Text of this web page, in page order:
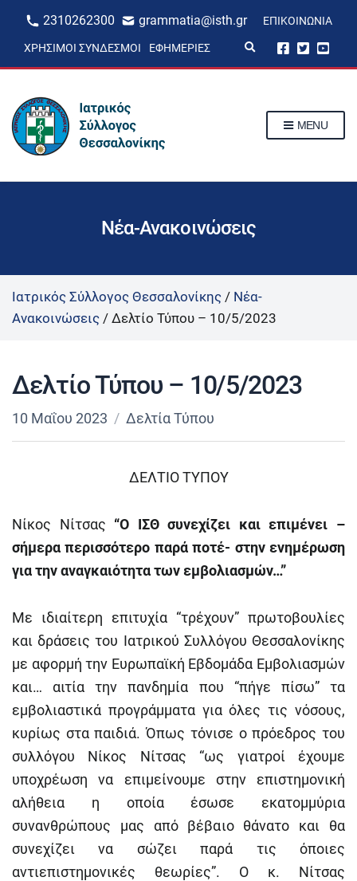
2310262300 grammatia@isth.gr ΕΠΙΚΟΙΝΩΝΊΑ
ΧΡΉΣΙΜΟΙ ΣΎΝΔΕΣΜΟΙ ΕΦΗΜΕΡΊΕΣ
p
m
MENU
Νέα-Ανακοινώσεις
Ιατρικός Σύλλογος Θεσσαλονίκης / Νέα-
Ανακοινώσεις / Δελτίο Τύπου – 10/5/2023
Δελτίο Τύπου – 10/5/2023
10 Μαΐου 2023 Δελτία Τύπου
ΔΕΛΤΙΟ ΤΥΠΟΥ
Nίκος Νίτσας “Ο ΙΣΘ συνεχίζει και επιμένει –
σήμερα περισσότερο παρά ποτέ- στην ενημέρωση
για την αναγκαιότητα των εμβολιασμών…”
Με ιδιαίτερη επιτυχία “τρέχουν” πρωτοβουλίες
και δράσεις του Ιατρικού Συλλόγου Θεσσαλονίκης
με αφορμή την Ευρωπαϊκή Εβδομάδα Εμβολιασμών
και… αιτία την πανδημία που “πήγε πίσω” τα
εμβολιαστικά προγράμματα για όλες τις νόσους,
κυρίως στα παιδιά. Όπως τόνισε ο πρόεδρος του
συλλόγου Νίκος Νίτσας “ως γιατροί έχουμε
υποχρέωση να επιμείνουμε στην επιστημονική
αλήθεια η οποία έσωσε εκατομμύρια
συνανθρώπους μας από βέβαιο θάνατο και θα
συνεχίζει να σώζει παρά τις όποιες
αντιεπιστημονικές θεωρίες”. Ο κ. Νίτσας